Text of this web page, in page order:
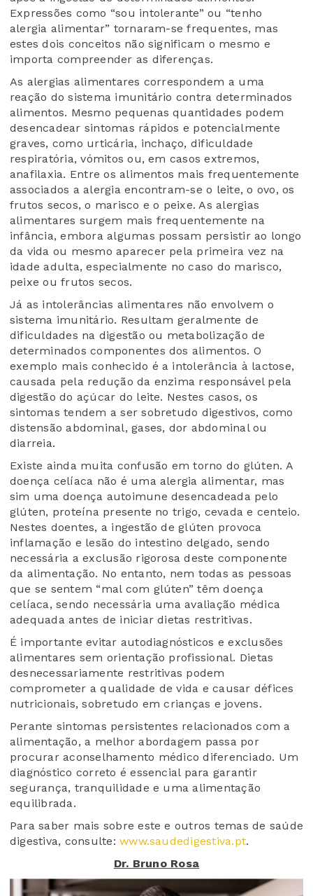
Expressões como “sou intolerante” ou “tenho
alergia alimentar” tornaram-se frequentes, mas
estes dois conceitos não significam o mesmo e
importa compreender as diferenças.
As alergias alimentares correspondem a uma
reação do sistema imunitário contra determinados
alimentos. Mesmo pequenas quantidades podem
desencadear sintomas rápidos e potencialmente
graves, como urticária, inchaço, dificuldade
respiratória, vómitos ou, em casos extremos,
anafilaxia. Entre os alimentos mais frequentemente
associados a alergia encontram-se o leite, o ovo, os
frutos secos, o marisco e o peixe. As alergias
alimentares surgem mais frequentemente na
infância, embora algumas possam persistir ao longo
da vida ou mesmo aparecer pela primeira vez na
idade adulta, especialmente no caso do marisco,
peixe ou frutos secos.
Já as intolerâncias alimentares não envolvem o
sistema imunitário. Resultam geralmente de
dificuldades na digestão ou metabolização de
determinados componentes dos alimentos. O
exemplo mais conhecido é a intolerância à lactose,
causada pela redução da enzima responsável pela
digestão do açúcar do leite. Nestes casos, os
sintomas tendem a ser sobretudo digestivos, como
distensão abdominal, gases, dor abdominal ou
diarreia.
Existe ainda muita confusão em torno do glúten. A
doença celíaca não é uma alergia alimentar, mas
sim uma doença autoimune desencadeada pelo
glúten, proteína presente no trigo, cevada e centeio.
Nestes doentes, a ingestão de glúten provoca
inflamação e lesão do intestino delgado, sendo
necessária a exclusão rigorosa deste componente
da alimentação. No entanto, nem todas as pessoas
que se sentem “mal com glúten” têm doença
celíaca, sendo necessária uma avaliação médica
adequada antes de iniciar dietas restritivas.
É importante evitar autodiagnósticos e exclusões
alimentares sem orientação profissional. Dietas
desnecessariamente restritivas podem
comprometer a qualidade de vida e causar défices
nutricionais, sobretudo em crianças e jovens.
Perante sintomas persistentes relacionados com a
alimentação, a melhor abordagem passa por
procurar aconselhamento médico diferenciado. Um
diagnóstico correto é essencial para garantir
segurança, tranquilidade e uma alimentação
equilibrada.
Para saber mais sobre este e outros temas de saúde
digestiva, consulte:www.saudedigestiva.pt.
Dr. Bruno Rosa